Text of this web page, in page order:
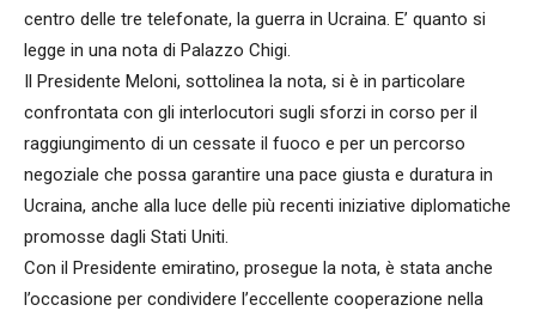
centro delle tre telefonate, la guerra in Ucraina. E’ quanto si
legge in una nota di Palazzo Chigi.
Il Presidente Meloni, sottolinea la nota, si è in particolare
confrontata con gli interlocutori sugli sforzi in corso per il
raggiungimento di un cessate il fuoco e per un percorso
negoziale che possa garantire una pace giusta e duratura in
Ucraina, anche alla luce delle più recenti iniziative diplomatiche
promosse dagli Stati Uniti.
Con il Presidente emiratino, prosegue la nota, è stata anche
l’occasione per condividere l’eccellente cooperazione nella